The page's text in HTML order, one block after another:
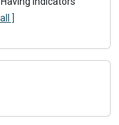
]